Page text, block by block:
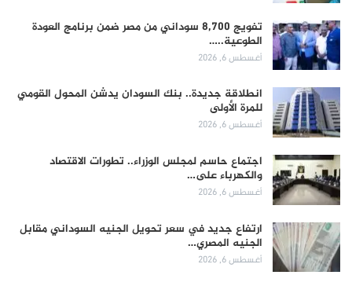
تفويج 8,700 سوداني من مصر ضمن برنامج العودة
الطوعية..…
أغسطس 6, 2026
انطلاقة جديدة.. بنك السودان يدشن المحول القومي
للمرة الأولى
أغسطس 6, 2026
اجتماع حاسم لمجلس الوزراء.. تطورات الاقتصاد
والكهرباء على…
أغسطس 6, 2026
ارتفاع جديد في سعر تحويل الجنيه السوداني مقابل
الجنيه المصري…
أغسطس 6, 2026